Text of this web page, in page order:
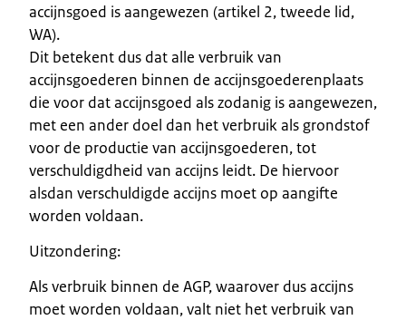
accijnsgoed is aangewezen (artikel 2, tweede lid,
WA).
Dit betekent dus dat alle verbruik van
accijnsgoederen binnen de accijnsgoederenplaats
die voor dat accijnsgoed als zodanig is aangewezen,
met een ander doel dan het verbruik als grondstof
voor de productie van accijnsgoederen, tot
verschuldigdheid van accijns leidt. De hiervoor
alsdan verschuldigde accijns moet op aangifte
worden voldaan.
Uitzondering:
Als verbruik binnen de AGP, waarover dus accijns
moet worden voldaan, valt niet het verbruik van